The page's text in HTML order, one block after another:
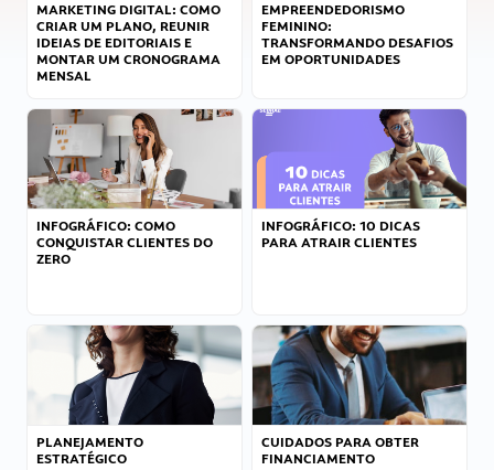
MARKETING DIGITAL: COMO
CRIAR UM PLANO, REUNIR
IDEIAS DE EDITORIAIS E
MONTAR UM CRONOGRAMA
MENSAL
EMPREENDEDORISMO
FEMININO:
TRANSFORMANDO DESAFIOS
EM OPORTUNIDADES
INFOGRÁFICO: COMO
CONQUISTAR CLIENTES DO
ZERO
INFOGRÁFICO: 10 DICAS
PARA ATRAIR CLIENTES
PLANEJAMENTO
ESTRATÉGICO
CUIDADOS PARA OBTER
FINANCIAMENTO